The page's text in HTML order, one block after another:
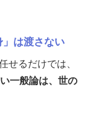
は渡さない
せるだけでは、
一般論は、世の